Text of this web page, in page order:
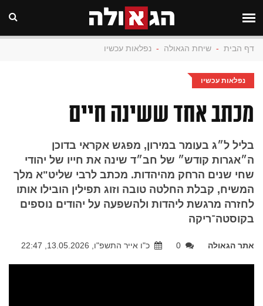
דף הבית - שיחת הגאולה - נפלאות עכשיו
נפלאות עכשיו
מכתב אחד ששינה חיים
בליל ל״ג בעומר במירון, מפגש אקראי בדוכן
ה״אגרות קודש״ של חב״ד שינה את חייו של יהודי
שחי שנים הרחק מהיהדות. מכתב לרבי שליט"א מלך
המשיח, קבלת החלטה טובה וזוג תפילין הובילו אותו
לחזרה מרגשת ליהדות ולהשפעה על יהודים נוספים
בקוסטה־ריקה
אתר הגאולה 0 כ"ו אייר התשפ"ו, 13.05.2026, 22:47